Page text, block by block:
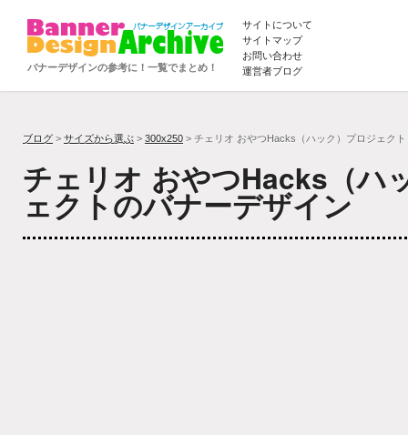
バナーデザインの参考に！一覧でまとめ！
サイトについて
サイトマップ
お問い合わせ
運営者ブログ
ブログ > サイズから選ぶ > 300x250 > チェリオ おやつHacks（ハック）プロジェクト
チェリオ おやつHacks（ハ
ェクトのバナーデザイン